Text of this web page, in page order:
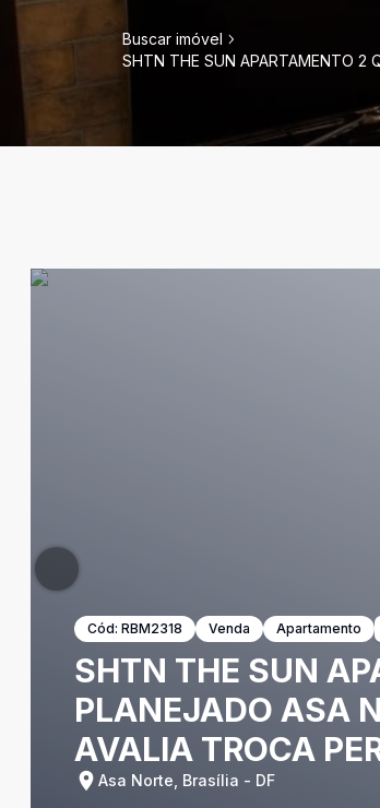
Buscar imóvel
SHTN THE SUN APARTAMENTO 2
Cód: RBM2318 Venda Apartamento
SHTN THE SUN
PLANEJADO ASA
AVALIA TROCA
Asa Norte, Brasília - DF